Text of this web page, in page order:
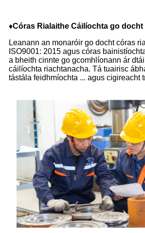
♦Córas Rialaithe Cáilíochta go docht
Leanann an monaróir go docht córas
ISO9001: 2015 agus córas
a bheith cinnte go gcomhlíonann ár
cáilíochta riachtanacha. Tá tuairisc
tástála feidhmíochta ... agus cigireacht